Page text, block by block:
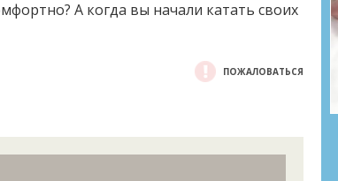
А когда вы начали катать своих
ПОЖАЛОВАТЬСЯ